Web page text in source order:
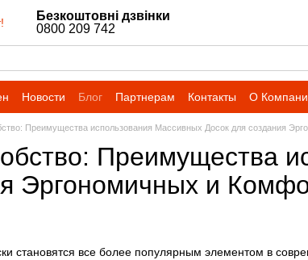
Безкоштовні дзвінки
0800 209 742
Новости Блог Партнерам Контакты О
Преимущества использования Массивных Досок для создания
Преимущества
Эргономичных и
становятся все более популярным элементом в